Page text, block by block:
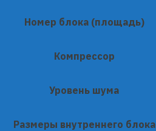
Номер блока (площадь)
Компрессор
Уровень шума
Размеры внутреннего блока